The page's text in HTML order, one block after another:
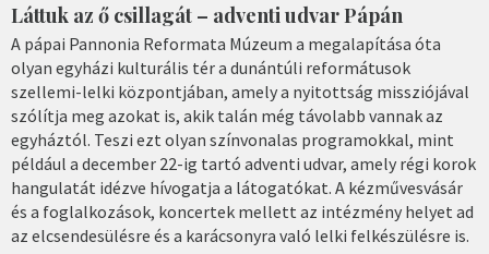
Láttuk az ő csillagát – adventi udvar Pápán
A pápai Pannonia Reformata Múzeum a megalapítása óta
olyan egyházi kulturális tér a dunántúli reformátusok
szellemi-lelki központjában, amely a nyitottság missziójával
szólítja meg azokat is, akik talán még távolabb vannak az
egyháztól. Teszi ezt olyan színvonalas programokkal, mint
például a december 22-ig tartó adventi udvar, amely régi korok
hangulatát idézve hívogatja a látogatókat. A kézművesvásár
és a foglalkozások, koncertek mellett az intézmény helyet ad
az elcsendesülésre és a karácsonyra való lelki felkészülésre is.